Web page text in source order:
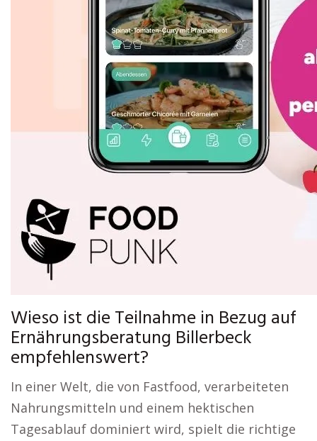
Wieso ist die Teilnahme in Bezug auf
Ernährungsberatung Billerbeck
empfehlenswert?
In einer Welt, die von Fastfood, verarbeiteten
Nahrungsmitteln und einem hektischen
Tagesablauf dominiert wird, spielt die richtige